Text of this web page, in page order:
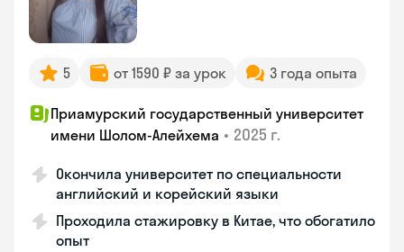
5 от 1590 ₽ за урок 3 года опыта
Приамурский государственный университет
имени Шолом-Алейхема • 2025 г.
Окончила университет по специальности
английский и корейский языки
Проходила стажировку в Китае, что обогатило
опыт